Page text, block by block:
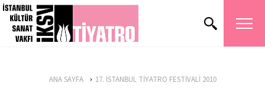
ANA SAYFA 17. İSTANBUL TİYATRO FESTİVALİ 2010